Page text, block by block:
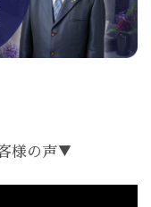
様の声▼